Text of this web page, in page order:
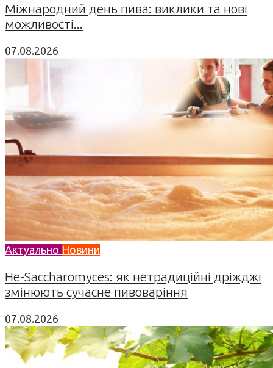
Міжнародний день пива: виклики та нові
можливості...
07.08.2026
Актуально Новини
Не-Saccharomyces: як нетрадиційні дріжджі
змінюють сучасне пивоваріння
07.08.2026